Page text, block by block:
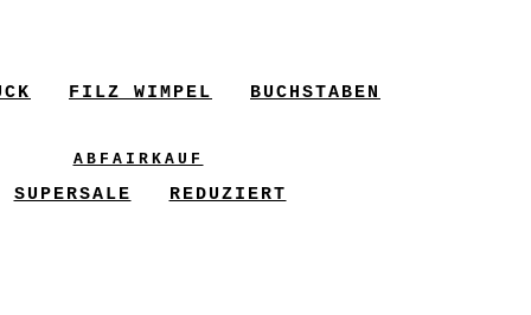
FILZ WIMPEL BUCHSTABEN
ABFAIRKAUF
SUPERSALE REDUZIERT